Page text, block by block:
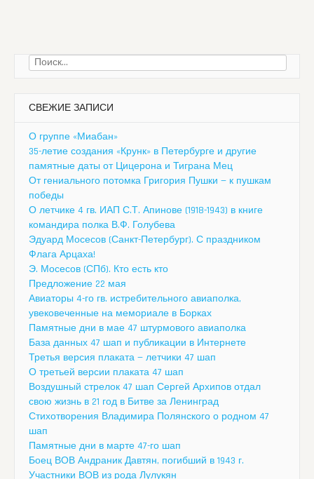
Найти:
СВЕЖИЕ ЗАПИСИ
О группе «Миабан»
35-летие создания «Крунк» в Петербурге и другие
памятные даты от Цицерона и Тиграна Мец
От гениального потомка Григория Пушки — к пушкам
победы
О летчике 4 гв. ИАП С.Т. Апинове (1918-1943) в книге
командира полка В.Ф. Голубева
Эдуард Мосесов (Санкт-Петербург). С праздником
Флага Арцаха!
Э. Мосесов (СПб). Кто есть кто
Предложение 22 мая
Авиаторы 4-го гв. истребительного авиаполка,
увековеченные на мемориале в Борках
Памятные дни в мае 47 штурмового авиаполка
База данных 47 шап и публикации в Интернете
Третья версия плаката — летчики 47 шап
О третьей версии плаката 47 шап
Воздушный стрелок 47 шап Сергей Архипов отдал
свою жизнь в 21 год в Битве за Ленинград
Стихотворения Владимира Полянского о родном 47
шап
Памятные дни в марте 47-го шап
Боец ВОВ Андраник Давтян, погибший в 1943 г.
Участники ВОВ из рода Лулукян